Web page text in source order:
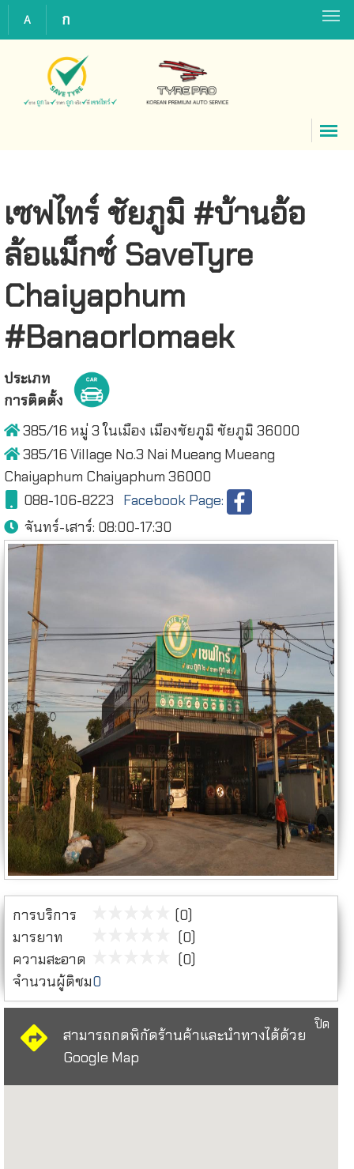
A ก
เซฟไทร์ ชัยภูมิ #บ้านอ้อ
ล้อแม็กซ์ SaveTyre
Chaiyaphum
#Banaorlomaek
ประเภท
การติดตั้ง
385/16 หมู่ 3 ในเมือง เมืองชัยภูมิ ชัยภูมิ 36000
385/16 Village No.3 Nai Mueang Mueang
Chaiyaphum Chaiyaphum 36000
088-106-8223 Facebook Page:
จันทร์-เสาร์: 08:00-17:30
การบริการ
(0)
มารยาท
(0)
ความสะอาด
(0)
จำนวนผู้ติชม0
ปิด
สามารถกดพิกัดร้านค้าและนำทางได้ด้วย
Google Map